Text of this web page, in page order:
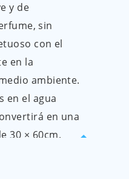
y de
sin
con el
en la
ambiente.
en el agua
en una
30 × 60cm.
carteras,